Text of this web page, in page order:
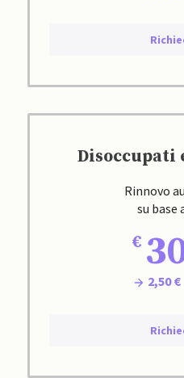
Disoccupati
Rinnovo
su base
2,50 €